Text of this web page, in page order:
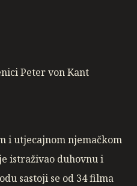
Peter von Kant
i utjecajnom njemačkom
istraživao duhovnu i
sastoji se od 34 filma